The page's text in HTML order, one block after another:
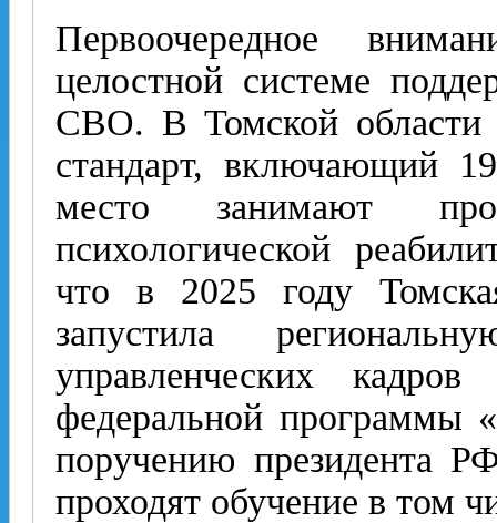
Первоочередное
целостной системе
СВО. В Томской области
стандарт, включающий
место занимают
психологической
что в 2025 году
запустила
управленческих
федеральной программы
поручению президента
проходят обучение в том